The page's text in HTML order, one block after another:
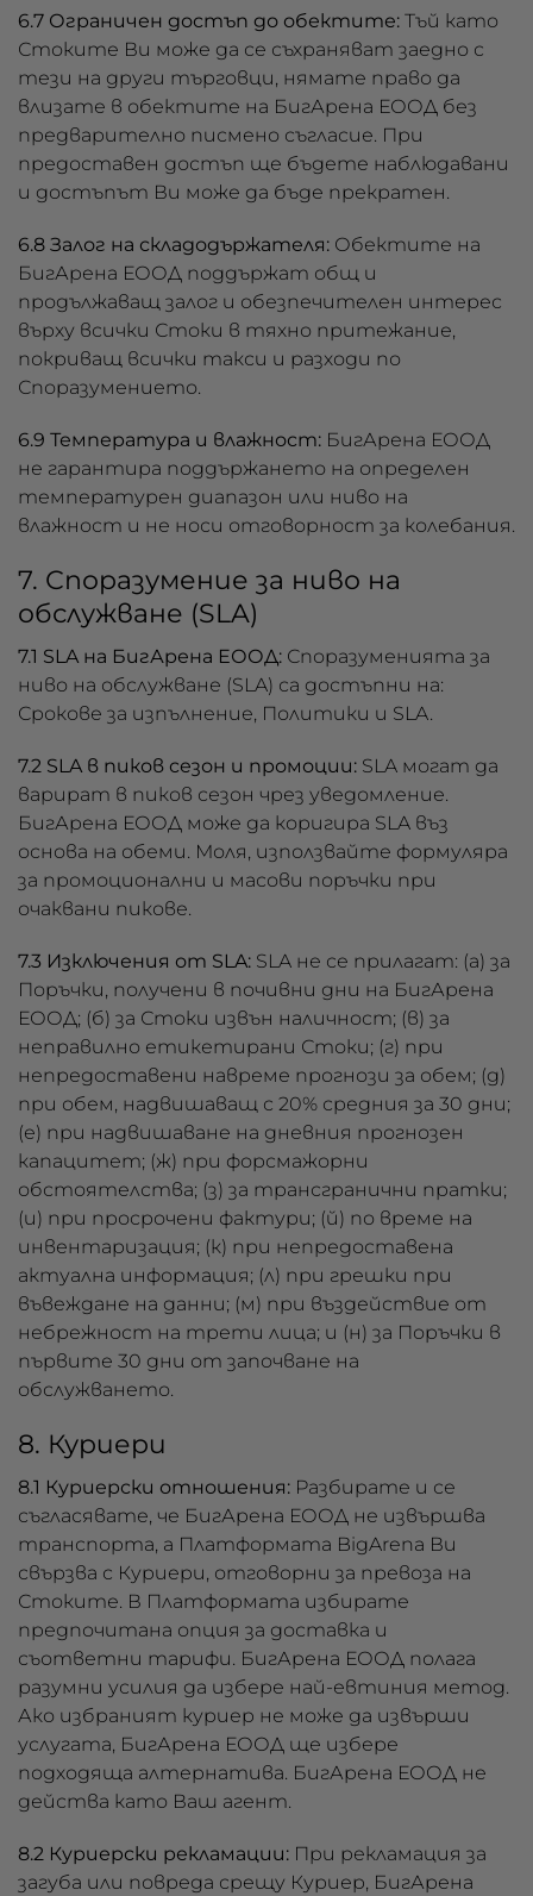
6.7 Ограничен достъп до обектите: Тъй като
Стоките Ви може да се съхраняват заедно с
тези на други търговци, нямате право да
влизате в обектите на БигАрена ЕООД без
предварително писмено съгласие. При
предоставен достъп ще бъдете наблюдавани
и достъпът Ви може да бъде прекратен.
6.8 Залог на складодържателя: Обектите на
БигАрена ЕООД поддържат общ и
продължаващ залог и обезпечителен интерес
върху всички Стоки в тяхно притежание,
покриващ всички такси и разходи по
Споразумението.
6.9 Температура и влажност: БигАрена ЕООД
не гарантира поддържането на определен
температурен диапазон или ниво на
влажност и не носи отговорност за колебания.
7. Споразумение за ниво на
обслужване (SLA)
7.1 SLA на БигАрена ЕООД: Споразуменията за
ниво на обслужване (SLA) са достъпни на:
Срокове за изпълнение, Политики и SLA.
7.2 SLA в пиков сезон и промоции: SLA могат да
варират в пиков сезон чрез уведомление.
БигАрена ЕООД може да коригира SLA въз
основа на обеми. Моля, използвайте формуляра
за промоционални и масови поръчки при
очаквани пикове.
7.3 Изключения от SLA: SLA не се прилагат: (а) за
Поръчки, получени в почивни дни на БигАрена
ЕООД; (б) за Стоки извън наличност; (в) за
неправилно етикетирани Стоки; (г) при
непредоставени навреме прогнози за обем; (д)
при обем, надвишаващ с 20% средния за 30 дни;
(е) при надвишаване на дневния прогнозен
капацитет; (ж) при форсмажорни
обстоятелства; (з) за трансгранични пратки;
(и) при просрочени фактури; (й) по време на
инвентаризация; (к) при непредоставена
актуална информация; (л) при грешки при
въвеждане на данни; (м) при въздействие от
небрежност на трети лица; и (н) за Поръчки в
първите 30 дни от започване на
обслужването.
8. Куриери
8.1 Куриерски отношения: Разбирате и се
съгласявате, че БигАрена ЕООД не извършва
транспорта, а Платформата BigArena Ви
свързва с Куриери, отговорни за превоза на
Стоките. В Платформата избирате
предпочитана опция за доставка и
съответни тарифи. БигАрена ЕООД полага
разумни усилия да избере най-евтиния метод.
Ако избраният куриер не може да извърши
услугата, БигАрена ЕООД ще избере
подходяща алтернатива. БигАрена ЕООД не
действа като Ваш агент.
8.2 Куриерски рекламации: При рекламация за
загуба или повреда срещу Куриер, БигАрена